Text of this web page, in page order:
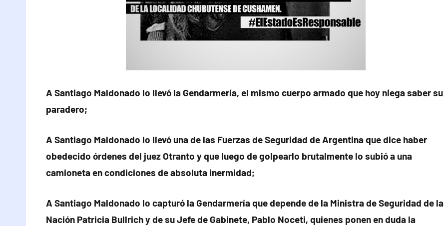
A Santiago Maldonado lo llevó la Gendarmería, el mismo cuerpo armado que hoy niega saber su
paradero;
A Santiago Maldonado lo llevó una de las Fuerzas de Seguridad de Argentina que dice haber
obedecido órdenes del juez Otranto y que luego de golpearlo brutalmente lo subió a una
camioneta en condiciones de absoluta inermidad;
A Santiago Maldonado lo capturó la Gendarmería que depende de la Ministra de Seguridad de la
Nación Patricia Bullrich y de su Jefe de Gabinete, Pablo Noceti, quienes ponen en duda la